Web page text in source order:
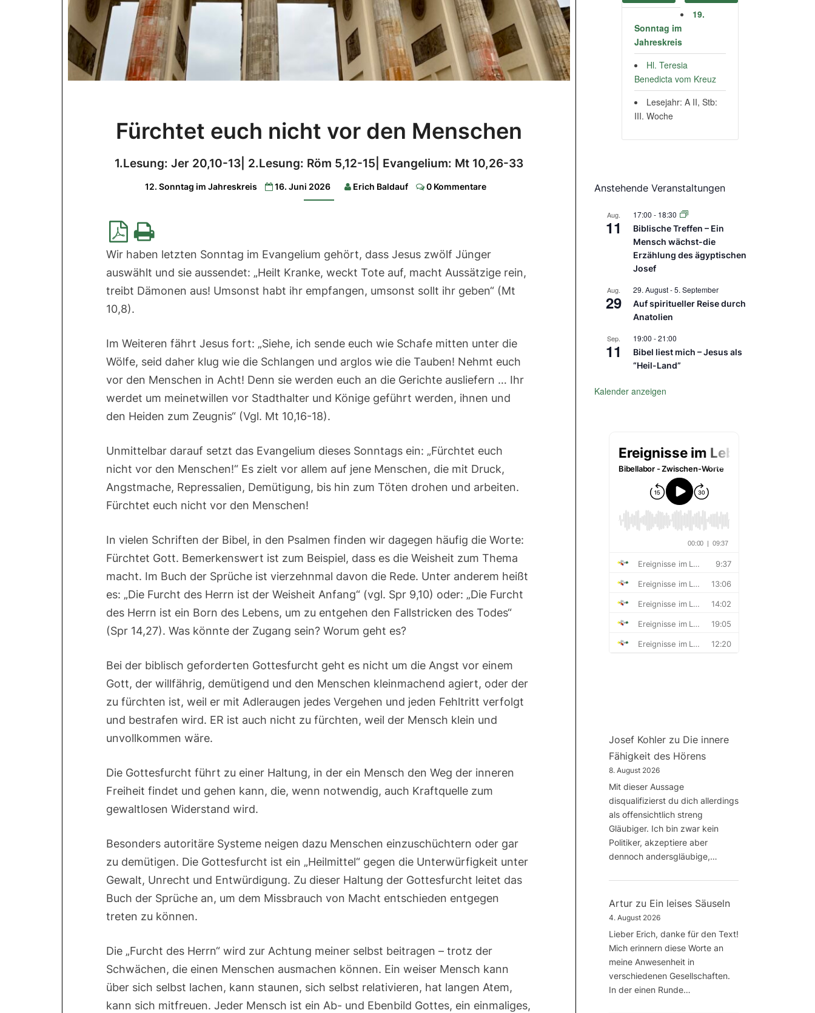
euch
vor
den
13|
Röm
15|
Fürchtet euch nicht vor den Menschen
1.Lesung: Jer 20,10-13| 2.Lesung: Röm 5,12-15| Evangelium: Mt 10,26-33
12. Sonntag im Jahreskreis 16. Juni 2026 Erich Baldauf Comments
0 Kommentare
Wir haben letzten Sonntag im Evangelium gehört, dass Jesus zwölf Jünger
auswählt und sie aussendet: „Heilt Kranke, weckt Tote auf, macht Aussätzige rein,
treibt Dämonen aus! Umsonst habt ihr empfangen, umsonst sollt ihr geben“ (Mt
10,8).
Im Weiteren fährt Jesus fort: „Siehe, ich sende euch wie Schafe mitten unter die
Wölfe, seid daher klug wie die Schlangen und arglos wie die Tauben! Nehmt euch
vor den Menschen in Acht! Denn sie werden euch an die Gerichte ausliefern … Ihr
werdet um meinetwillen vor Stadthalter und Könige geführt werden, ihnen und
den Heiden zum Zeugnis“ (Vgl. Mt 10,16-18).
Unmittelbar darauf setzt das Evangelium dieses Sonntags ein: „Fürchtet euch
nicht vor den Menschen!“ Es zielt vor allem auf jene Menschen, die mit Druck,
Angstmache, Repressalien, Demütigung, bis hin zum Töten drohen und arbeiten.
Fürchtet euch nicht vor den Menschen!
In vielen Schriften der Bibel, in den Psalmen finden wir dagegen häufig die Worte:
Fürchtet Gott. Bemerkenswert ist zum Beispiel, dass es die Weisheit zum Thema
macht. Im Buch der Sprüche ist vierzehnmal davon die Rede. Unter anderem heißt
es: „Die Furcht des Herrn ist der Weisheit Anfang“ (vgl. Spr 9,10) oder: „Die Furcht
des Herrn ist ein Born des Lebens, um zu entgehen den Fallstricken des Todes“
(Spr 14,27). Was könnte der Zugang sein? Worum geht es?
Bei der biblisch geforderten Gottesfurcht geht es nicht um die Angst vor einem
Gott, der willfährig, demütigend und den Menschen kleinmachend agiert, oder der
zu fürchten ist, weil er mit Adleraugen jedes Vergehen und jeden Fehltritt verfolgt
und bestrafen wird. ER ist auch nicht zu fürchten, weil der Mensch klein und
unvollkommen wäre.
Die Gottesfurcht führt zu einer Haltung, in der ein Mensch den Weg der inneren
Freiheit findet und gehen kann, die, wenn notwendig, auch Kraftquelle zum
gewaltlosen Widerstand wird.
Besonders autoritäre Systeme neigen dazu Menschen einzuschüchtern oder gar
zu demütigen. Die Gottesfurcht ist ein „Heilmittel“ gegen die Unterwürfigkeit unter
Gewalt, Unrecht und Entwürdigung. Zu dieser Haltung der Gottesfurcht leitet das
Buch der Sprüche an, um dem Missbrauch von Macht entschieden entgegen
treten zu können.
Die „Furcht des Herrn“ wird zur Achtung meiner selbst beitragen – trotz der
Schwächen, die einen Menschen ausmachen können. Ein weiser Mensch kann
über sich selbst lachen, kann staunen, sich selbst relativieren, hat langen Atem,
kann sich mitfreuen. Jeder Mensch ist ein Ab- und Ebenbild Gottes, ein einmaliges,
19.
Sonntag im
Jahreskreis
Hl. Teresia
Benedicta vom Kreuz
Lesejahr: A II, Stb:
III. Woche
Anstehende Veranstaltungen
Aug.
11
17:00 - 18:30
Biblische Treffen – Ein
Mensch wächst-die
Erzählung des ägyptischen
Josef
Aug.
29
29. August-5. September
Auf spiritueller Reise durch
Anatolien
Sep.
11
19:00 -21:00
Bibel liest mich – Jesus als
“Heil-Land”
Kalender anzeigen
Josef Kohlerzu Die innere
Fähigkeit des Hörens
8. August 2026
Mit dieser Aussage
disqualifizierst du dich allerdings
als offensichtlich streng
Gläubiger. Ich bin zwar kein
Politiker, akzeptiere aber
dennoch andersgläubige,…
Arturzu Ein leises Säuseln
4. August 2026
Lieber Erich, danke für den Text!
Mich erinnern diese Worte an
meine Anwesenheit in
verschiedenen Gesellschaften.
In der einen Runde…